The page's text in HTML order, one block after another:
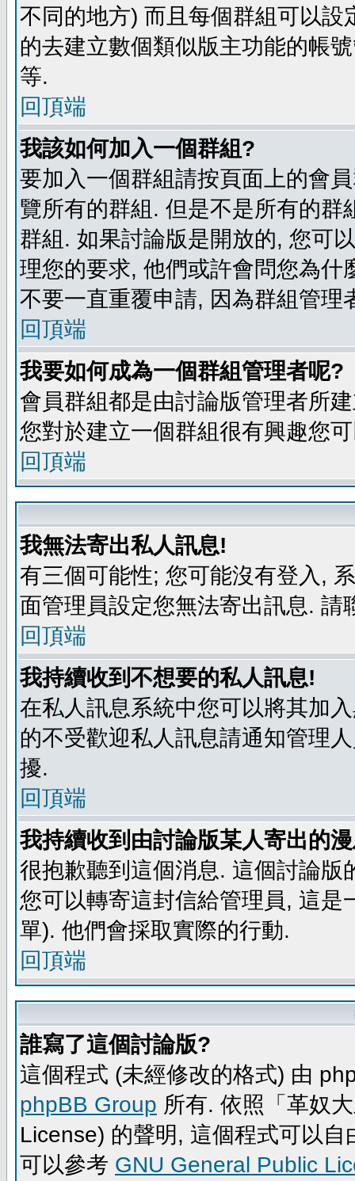
不同的地方) 而且每個群組可以
的去建立數個類似版主功能的帳
等.
回頂端
我該如何加入一個群組?
要加入一個群組請按頁面上的會
覽所有的群組. 但是不是所有的
群組. 如果討論版是開放的, 您可
理您的要求, 他們或許會問您為
不要一直重覆申請, 因為群組管理
回頂端
我要如何成為一個群組管理者呢?
會員群組都是由討論版管理者所
您對於建立一個群組很有興趣您
回頂端
我無法寄出私人訊息!
有三個可能性; 您可能沒有登入,
面管理員設定您無法寄出訊息. 請
回頂端
我持續收到不想要的私人訊息!
在私人訊息系統中您可以將其加
的不受歡迎私人訊息請通知管理
擾.
回頂端
我持續收到由討論版某人寄出的
很抱歉聽到這個消息. 這個討論
您可以轉寄這封信給管理員, 這
單). 他們會採取實際的行動.
回頂端
誰寫了這個討論版?
這個程式 (未經修改的格式) 由
phpBB Group 所有. 依照「革奴
License) 的聲明, 這個程式可以
可以參考 GNU General Public